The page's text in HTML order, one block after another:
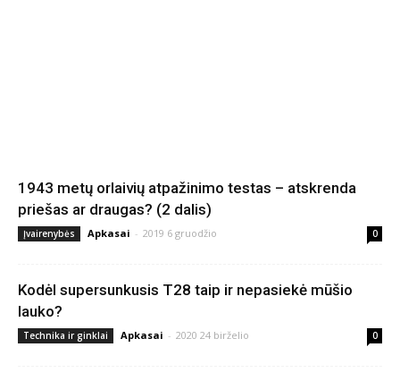
1943 metų orlaivių atpažinimo testas – atskrenda
priešas ar draugas? (2 dalis)
Įvairenybės Apkasai - 2019 6 gruodžio 0
Kodėl supersunkusis T28 taip ir nepasiekė mūšio
lauko?
Technika ir ginklai Apkasai - 2020 24 birželio 0